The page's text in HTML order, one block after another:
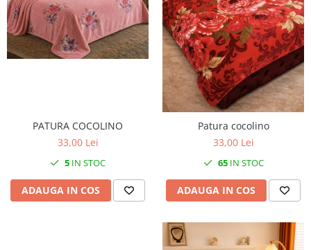
PATURA COCOLINO
33,00 Lei
5 IN STOC
ADAUGA IN COS
Patura cocolino
33,00 Lei
65IN STOC
ADAUGA IN COS